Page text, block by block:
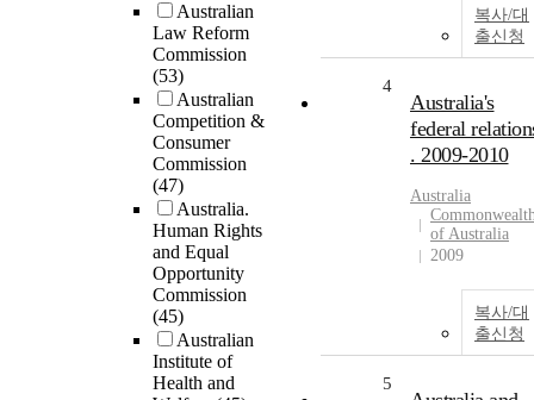
Australian
Law Reform
Commission
(53)
Australian
Competition &
Consumer
Commission
(47)
Australia.
Human Rights
and Equal
Opportunity
Commission
(45)
Australian
Institute of
Health and
복사/대
출신청
4
Australia's
federal
. 2009-2010
Australia
of Australia
2009
복사/대
출신청
5